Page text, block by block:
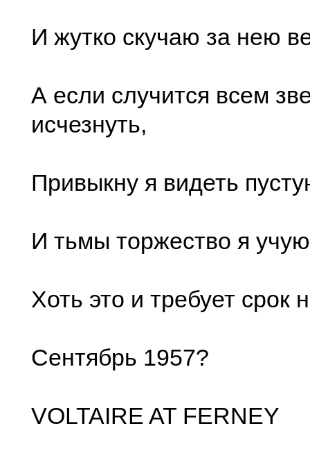
И жутко скучаю за нею
А если случится всем
исчезнуть,
Привыкну я видеть
И тьмы торжество я
Хоть это и требует срок
Сентябрь 1957?
VOLTAIRE AT FERNEY